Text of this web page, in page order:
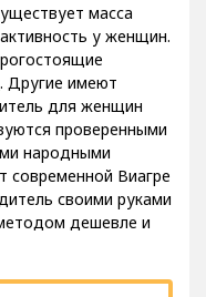
масса
у женщин.
. Другие имеют
для женщин
проверенными
народными
современной Виагре
своими руками
дешевле и